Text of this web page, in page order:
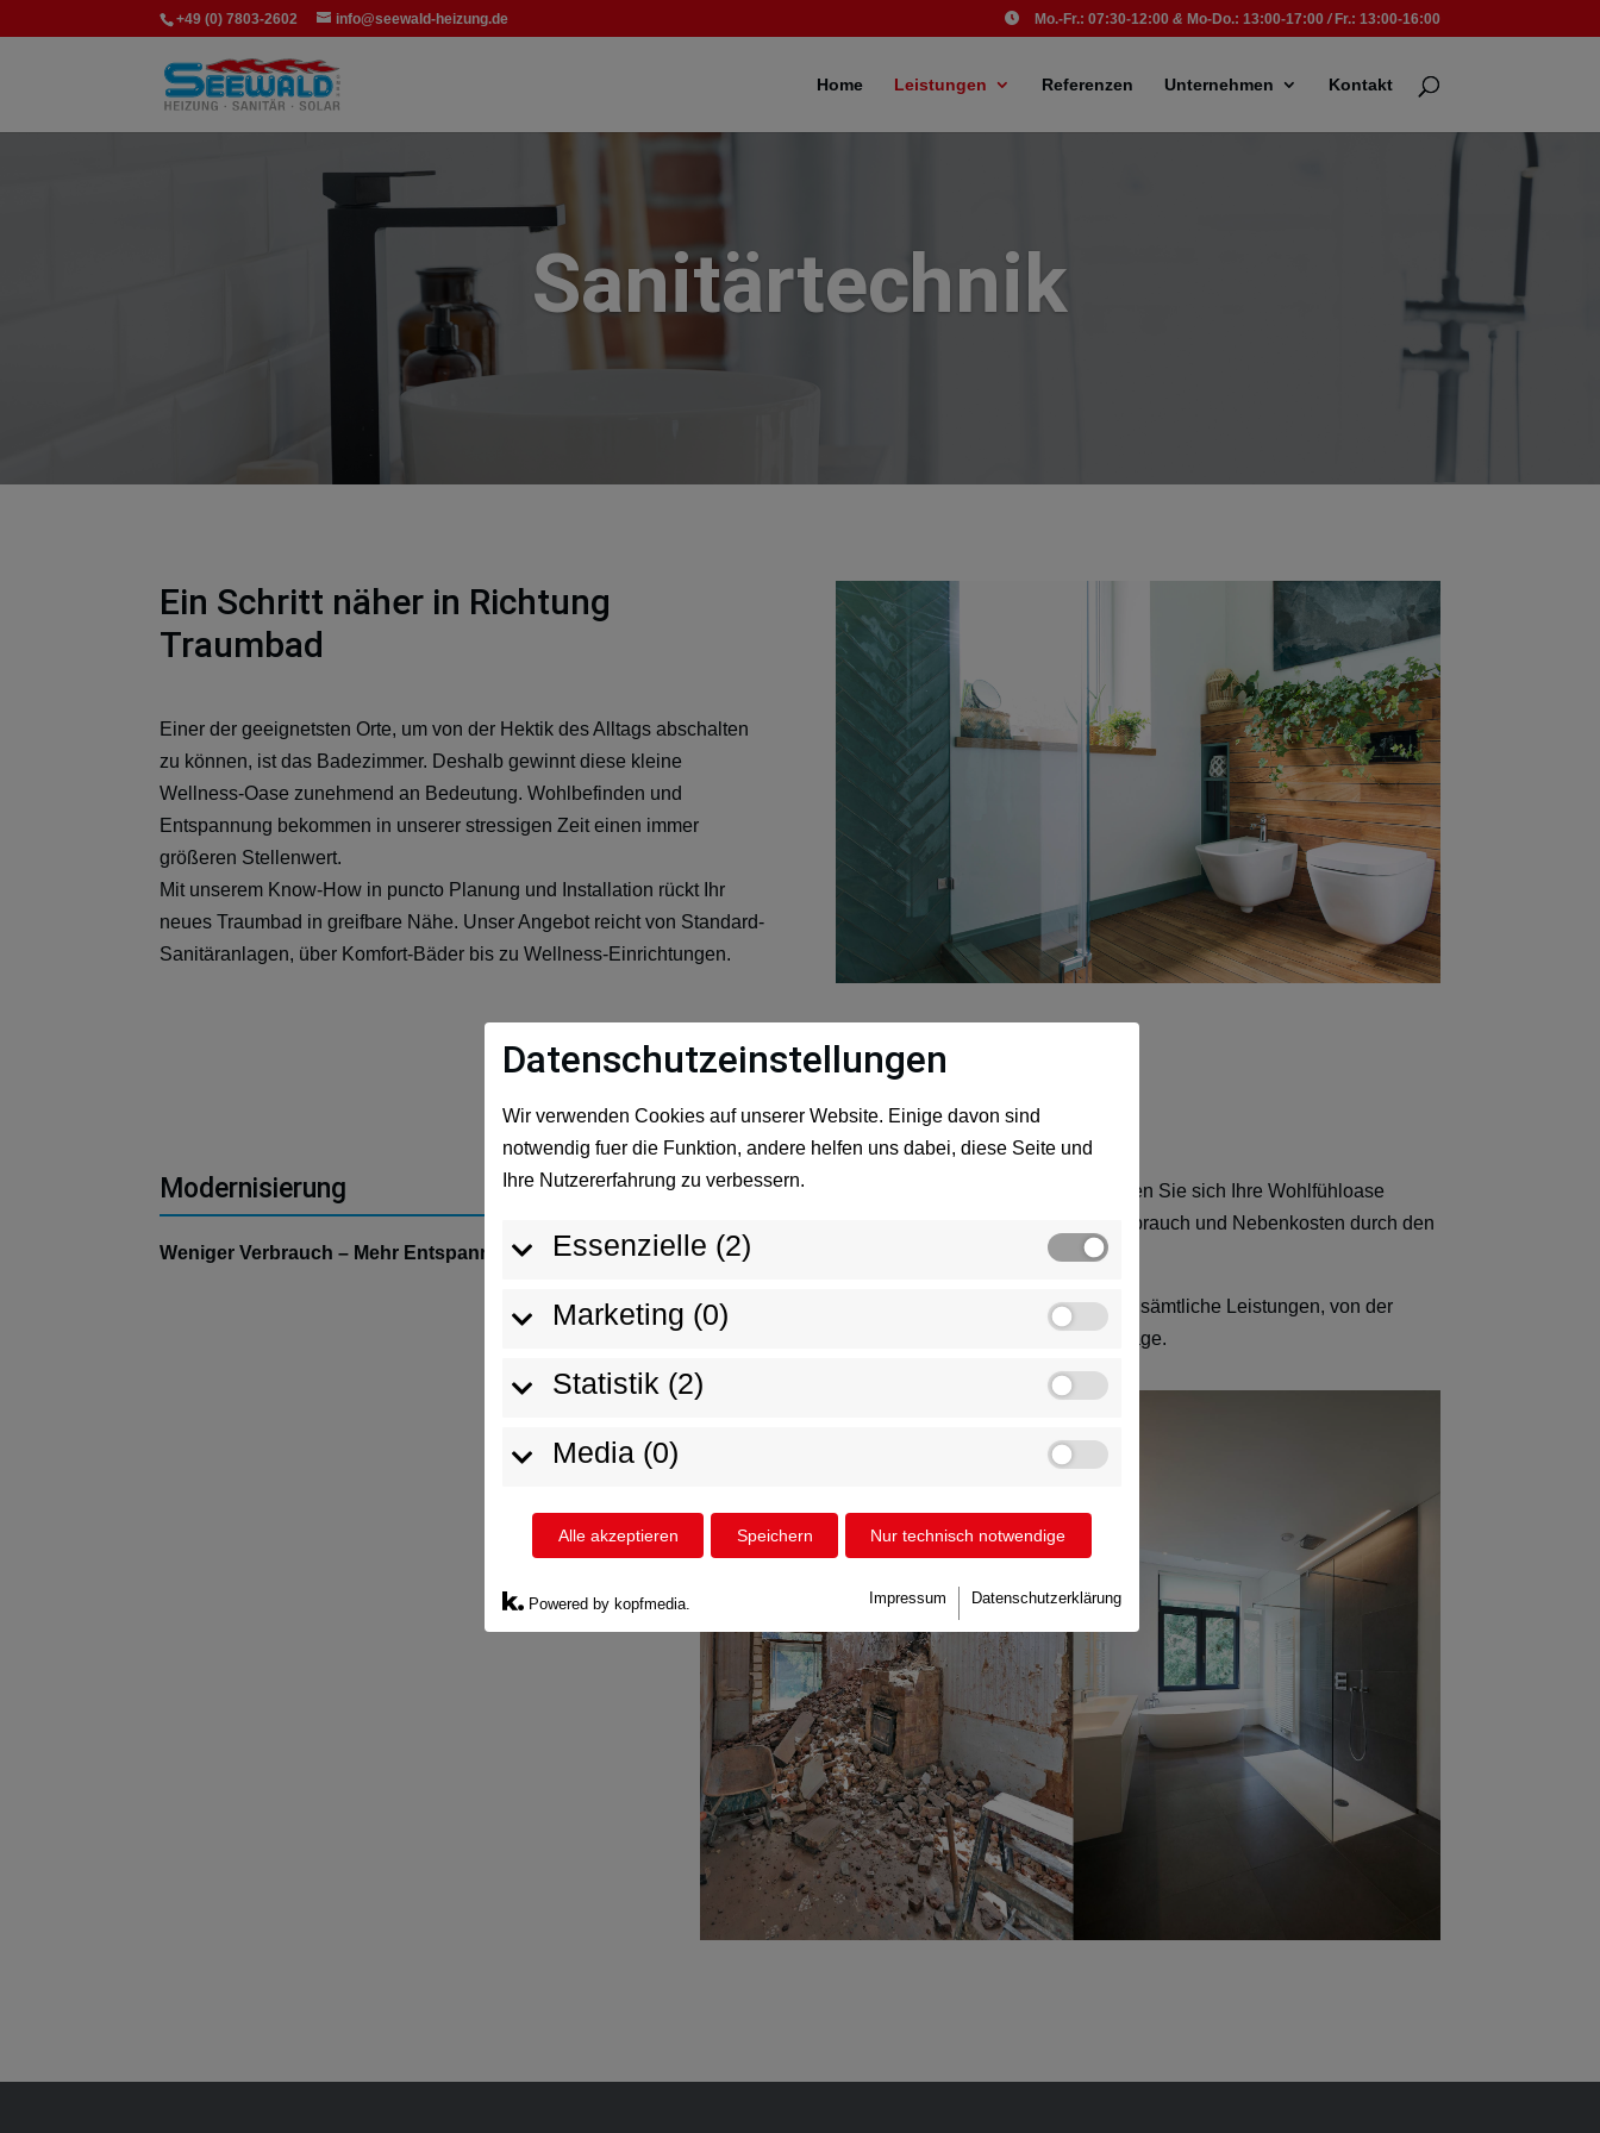
Datenschutzeinstellungen
Wir verwenden Cookies auf unserer Website. Einige davon sind
notwendig fuer die Funktion, andere helfen uns dabei, diese Seite und
Ihre Nutzererfahrung zu verbessern.
Essenzielle (2)
Marketing (0)
Statistik (2)
Media (0)
Alle akzeptieren Speichern Nur technisch notwendige
Powered by kopfmedia. Impressum Datenschutzerklärung
+49 (0) 7803-2602 info@seewald-heizung.de Mo.-Fr.: 07:30-12:00 & Mo-Do.: 13:00-17:00/ Fr.: 13:00-16:00
Home Leistungen Referenzen Unternehmen Kontakt
Sanitärtechnik
Ein Schritt näher in Richtung
Traumbad
Einer der geeignetsten Orte, um von der Hektik des Alltags abschalten
zu können, ist das Badezimmer. Deshalb gewinnt diese kleine
Wellness-Oase zunehmend an Bedeutung. Wohlbefinden und
Entspannung bekommen in unserer stressigen Zeit einen immer
größeren Stellenwert.
Mit unserem Know-How in puncto Planung und Installation rückt Ihr
neues Traumbad in greifbare Nähe. Unser Angebot reicht von Standard-
Sanitäranlagen, über Komfort-Bäder bis zu Wellness-Einrichtungen.
Modernisierung
Weniger Verbrauch – Mehr Entspannung
Eine Modernisierung kann Wunder bewirken: Gönnen Sie sich Ihre Wohlfühloase
daheim und senken Sie gleichzeitig den Wasserverbrauch und Nebenkosten durch den
Einsatz moderner Sanitärtechnik.
Eine Modernisierung Ihres Bades mit uns beinhaltet sämtliche Leistungen, von der
Planung bis zur späteren Ausführung und Endmontage.